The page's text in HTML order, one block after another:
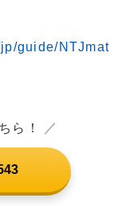
guide/NTJmat
ら！ ／